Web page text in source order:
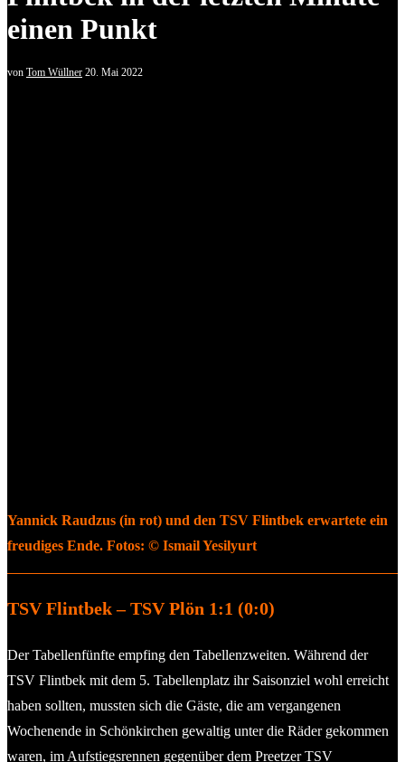
einen Punkt
von Tom Wüllner 20. Mai 2022
Yannick Raudzus (in rot) und den TSV Flintbek erwartete ein
freudiges Ende. Fotos: © Ismail Yesilyurt
TSV Flintbek – TSV Plön 1:1 (0:0)
Der Tabellenfünfte empfing den Tabellenzweiten. Während der
TSV Flintbek mit dem 5. Tabellenplatz ihr Saisonziel wohl erreicht
haben sollten, mussten sich die Gäste, die am vergangenen
Wochenende in Schönkirchen gewaltig unter die Räder gekommen
waren, im Aufstiegsrennen gegenüber dem Preetzer TSV